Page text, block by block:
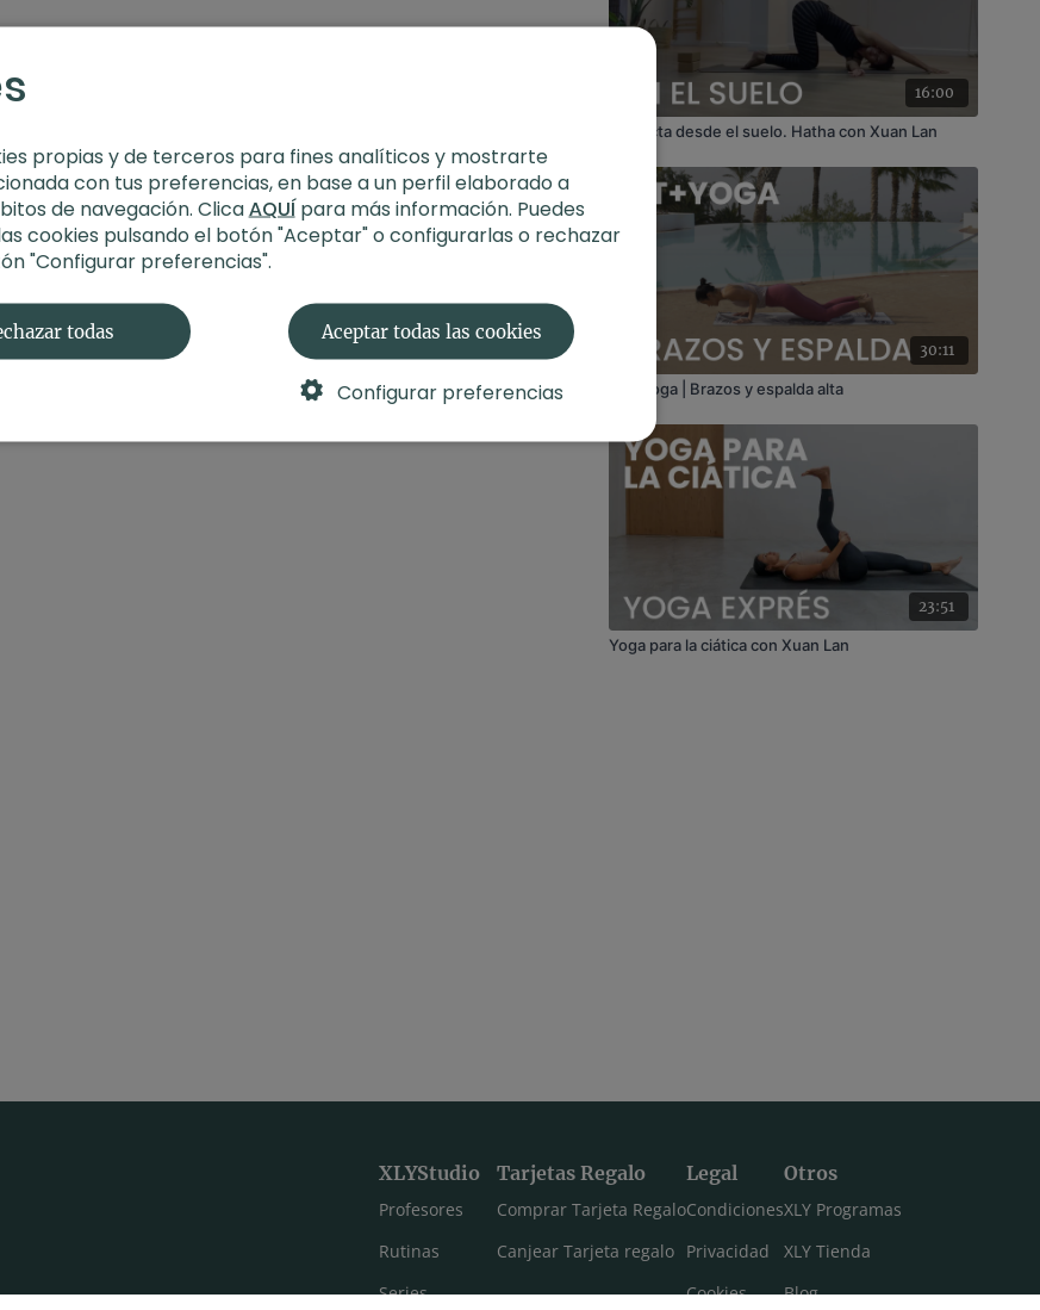
16:00
Conecta desde el suelo. Hatha con Xuan Lan
30:11
FIT+Yoga | Brazos y espalda alta
23:51
Yoga para la ciática con Xuan Lan
XLYStudio
Profesores
Rutinas
Series
Tarjetas Regalo
Comprar Tarjeta Regalo
Canjear Tarjeta regalo
Legal
Condiciones
Privacidad
Cookies
Otros
XLY Programas
XLY Tienda
Blog
propias y de terceros para fines analíticos y mostrarte
con tus preferencias, en base a un perfil elaborado a
de navegación. ClicaAQUÍpara más información. Puedes
cookies pulsando el botón "Aceptar" o configurarlas o rechazar
"Configurar preferencias".
todas Aceptar todas las cookies
Configurar preferencias